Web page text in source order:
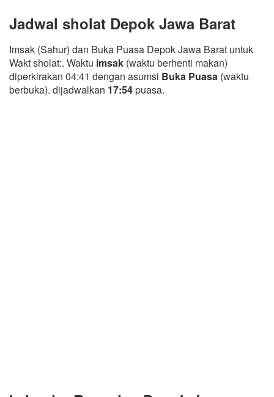
Jadwal sholat Depok Jawa Barat
Imsak (Sahur) dan Buka Puasa Depok Jawa Barat untuk
Wakt sholat:. Waktu imsak (waktu berhenti makan)
diperkirakan 04:41 dengan asumsi Buka Puasa (waktu
berbuka). dijadwalkan 17:54puasa.